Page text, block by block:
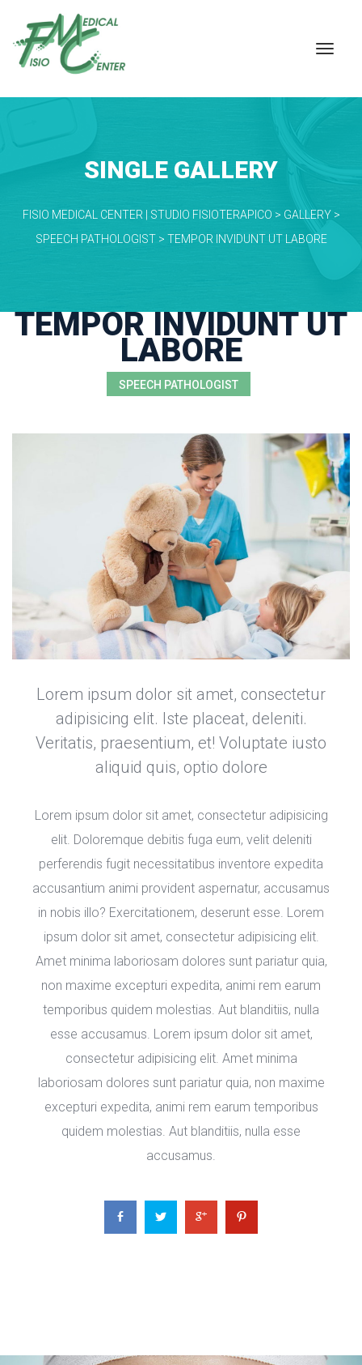
SINGLE GALLERY
FISIO MEDICAL CENTER | STUDIO FISIOTERAPICO > GALLERY >
SPEECH PATHOLOGIST > TEMPOR INVIDUNT UT LABORE
TEMPOR INVIDUNT UT
LABORE
SPEECH PATHOLOGIST
Lorem ipsum dolor sit amet, consectetur
adipisicing elit. Iste placeat, deleniti.
Veritatis, praesentium, et! Voluptate iusto
aliquid quis, optio dolore
Lorem ipsum dolor sit amet, consectetur adipisicing
elit. Doloremque debitis fuga eum, velit deleniti
perferendis fugit necessitatibus inventore expedita
accusantium animi provident aspernatur, accusamus
in nobis illo? Exercitationem, deserunt esse. Lorem
ipsum dolor sit amet, consectetur adipisicing elit.
Amet minima laboriosam dolores sunt pariatur quia,
non maxime excepturi expedita, animi rem earum
temporibus quidem molestias. Aut blanditiis, nulla
esse accusamus. Lorem ipsum dolor sit amet,
consectetur adipisicing elit. Amet minima
laboriosam dolores sunt pariatur quia, non maxime
excepturi expedita, animi rem earum temporibus
quidem molestias. Aut blanditiis, nulla esse
accusamus.